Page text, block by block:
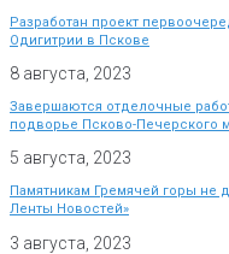
Разработан проект
Одигитрии в Пскове
8 августа, 2023
Завершаются отделочные
подворье Псково-Печерского
5 августа, 2023
Памятникам Гремячей горы не
Ленты Новостей»
3 августа, 2023